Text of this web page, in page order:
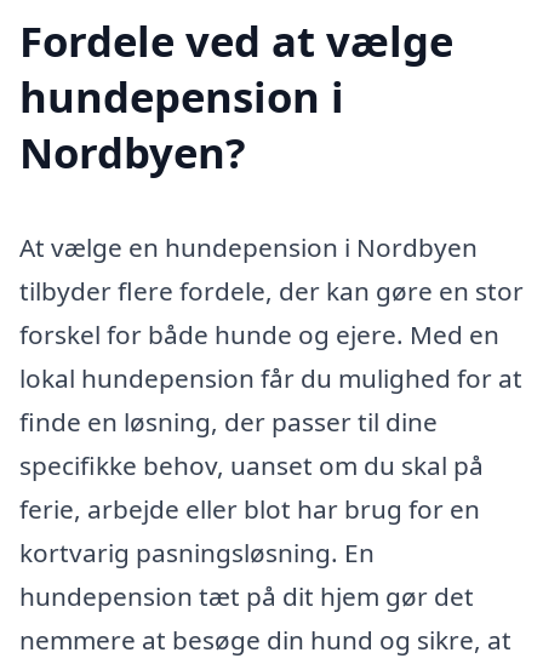
Fordele ved at vælge
hundepension i
Nordbyen?
At vælge en hundepension i Nordbyen
tilbyder flere fordele, der kan gøre en stor
forskel for både hunde og ejere. Med en
lokal hundepension får du mulighed for at
finde en løsning, der passer til dine
specifikke behov, uanset om du skal på
ferie, arbejde eller blot har brug for en
kortvarig pasningsløsning. En
hundepension tæt på dit hjem gør det
nemmere at besøge din hund og sikre, at